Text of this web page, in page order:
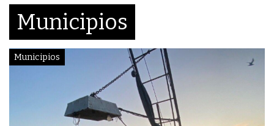
Municipios
Municipios